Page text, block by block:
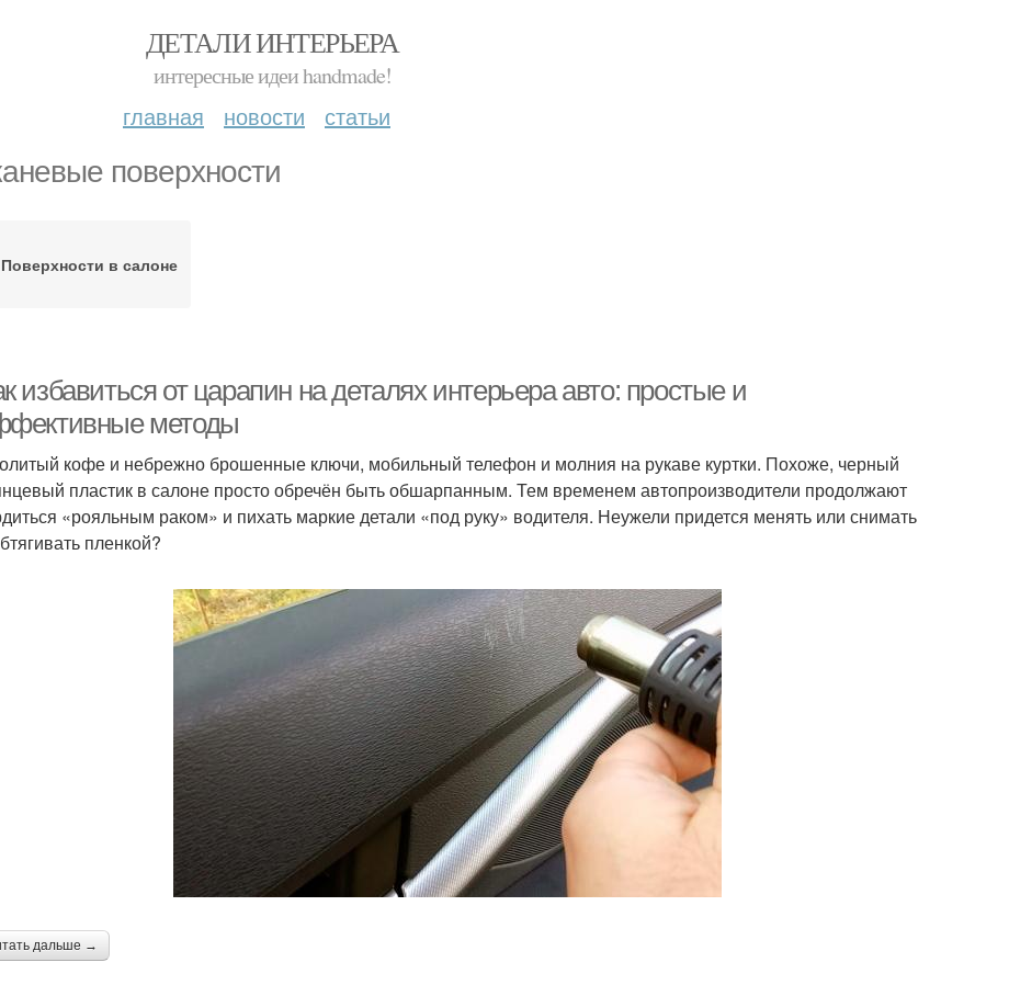
ДЕТАЛИ ИНТЕРЬЕРА
интересные идеи handmade!
главная новости статьи
поверхности
Поверхности в салоне
избавиться от царапин на деталях интерьера авто: простые и
методы
кофе и небрежно брошенные ключи, мобильный телефон и молния на рукаве куртки. Похоже, черный
пластик в салоне просто обречён быть обшарпанным. Тем временем автопроизводители продолжают
«рояльным раком» и пихать маркие детали «под руку» водителя. Неужели придется менять или снимать
пленкой?
дальше →